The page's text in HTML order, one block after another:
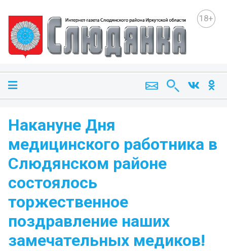
18+
Накануне Дня
медицинского работника в
Слюдянском районе
состоялось
торжественное
поздравление наших
замечательных медиков!